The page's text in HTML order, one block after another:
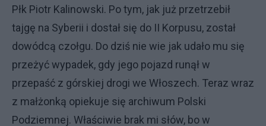
Płk Piotr Kalinowski. Po tym, jak już przetrzebił
tajgę na Syberii i dostał się do II Korpusu, został
dowódcą czołgu. Do dziś nie wie jak udało mu się
przeżyć wypadek, gdy jego pojazd runął w
przepaść z górskiej drogi we Włoszech. Teraz wraz
z małżonką opiekuje się archiwum Polski
Podziemnej. Właściwie brak mi słów, bo w